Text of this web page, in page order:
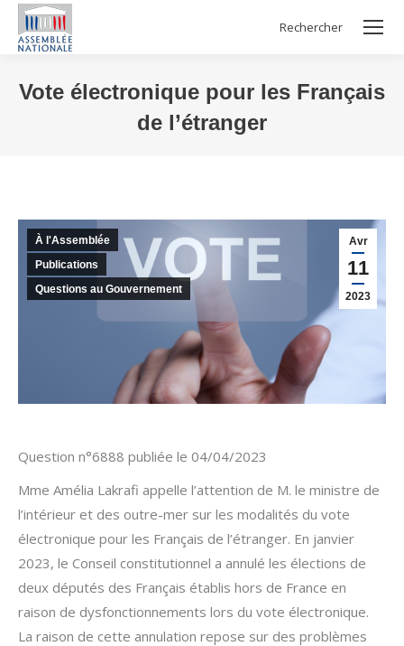
Search:
Rechercher
Vote électronique pour les Français
de l’étranger
Avr
11
2023
À l'Assemblée
Publications
Questions au Gouvernement
Question n°6888 publiée le 04/04/2023
Mme Amélia Lakrafi appelle l’attention de M. le ministre de
l’intérieur et des outre-mer sur les modalités du vote
électronique pour les Français de l’étranger. En janvier
2023, le Conseil constitutionnel a annulé les élections de
deux députés des Français établis hors de France en
raison de dysfonctionnements lors du vote électronique.
La raison de cette annulation repose sur des problèmes